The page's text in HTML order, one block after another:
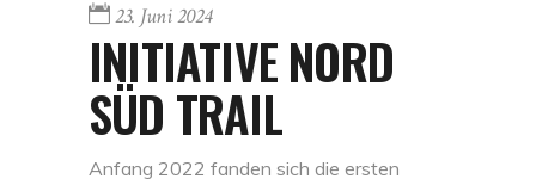
23. Juni 2024
INITIATIVE NORD
SÜD TRAIL
Anfang 2022 fanden sich die ersten